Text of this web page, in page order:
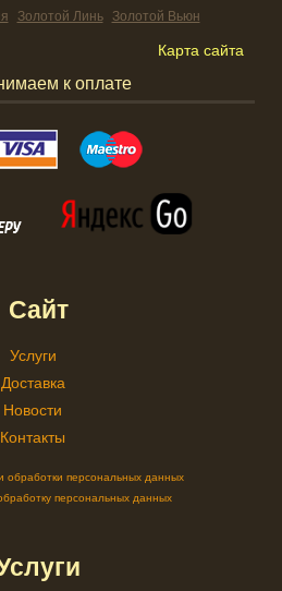
Золотой Линь Золотой Вьюн
Карта сайта
к оплате
Сайт
Услуги
Доставка
Новости
Контакты
обработки персональных данных
персональных данных